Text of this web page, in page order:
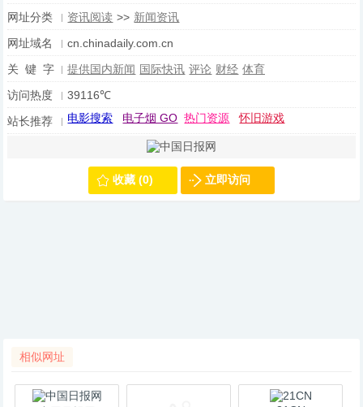
网址分类
资讯阅读 >> 新闻资讯
网址域名
cn.chinadaily.com.cn
关 键 字
提供国内新闻 国际快讯 评论 财经 体育
访问热度
39116℃
站长推荐
电影搜索 电子烟 GO 热门资源 怀旧游戏
收藏 (0) 立即访问
相似网址